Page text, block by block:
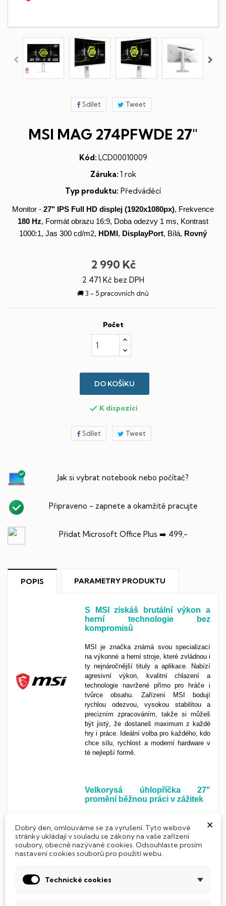
Sdílet Tweet
MSI MAG 274PFWDE 27"
Kód: LCD00010009
Záruka: 1 rok
Typ produktu: Předváděcí
Monitor - 27" IPS Full HD displej (1920x1080px), Frekvence
180 Hz, Formát obrazu 16:9, Doba odezvy 1 ms, Kontrast
1000:1, Jas 300 cd/m2, HDMI , DisplayPort, Bílá, Rovný
2 990 Kč
2 471 Kč bez DPH
🚚 3 - 5 pracovních dnů
Počet
DO KOŠÍKU
 K dispozici
Sdílet Tweet
Jak si vybrat notebook nebo počítač?
Připraveno - zapnete a okamžitě pracujte
Přidat Microsoft Office Plus ➡️ 499,-
POPIS PARAMETRY PRODUKTU
S MSI získáš brutální výkon a
herní technologie bez
kompromisů
MSI je značka známá svou specializací
na výkonné a herní stroje, které zvládnou i
ty nejnáročnější tituly a aplikace. Nabízí
agresivní výkon, kvalitní chlazení a
technologie navržené přímo pro hráče i
tvůrce obsahu. Zařízení MSI bodují
rychlou odezvou, vysokou stabilitou a
precizním zpracováním, takže si můžeš
být jistý, že dostaneš maximum z každé
hry i práce. Ideální volba pro každého, kdo
chce sílu, rychlost a moderní hardware v
té nejlepší formě.
Velkorysá úhlopříčka 27"
promění běžnou práci v zážitek
náročnější uživatele, kteří chtějí víc než
jen základ. Monitor s úhlopříčkou27 palců
ti nabídne výrazněvětšípracovní plochu a
pohodlípři práci i zábavě. Skvělý pro
najednou.
×
Dobrý den, omlouváme se za vyrušení. Tyto webové
stránky ukládají v souladu se zákony na vaše zařízení
soubory, obecně nazývané cookies. Odsouhlaste prosím
nastavení cookies souborů pro použití webu.
Technické cookies